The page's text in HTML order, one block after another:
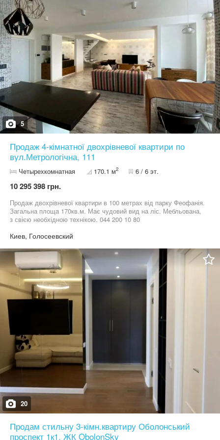
5
Продаж 4-кімнатної двохрівневої квартири по
вул.Метрологічна, 111
Четырехкомнатная 170.1 м2 6 / 6 эт.
10 295 398 грн.
Продаж двохрівневої квартири в 100 метрах від парку Феофанія.
Загальна площа 170кв.м. Має чудовий вид на ліс. Мебльована,
з свією необхідною технікою. 044 200 10 80
Киев, Голосеевский
20
Продам стильну 3-кімн.квартиру Оболонський
проспект 1к1. ЖК ObolonSky